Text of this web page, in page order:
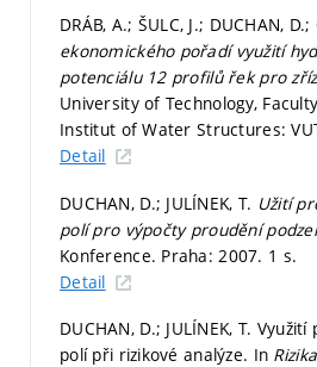
DRÁB, A.; ŠULC, J.; DUCHAN, D.;
ekonomického pořadí využití
potenciálu 12 profilů řek pro
University of Technology,
Institut of Water Structures:
Detail
DUCHAN, D.; JULÍNEK, T. Užití
polí pro výpočty proudění
Konference. Praha: 2007. 1 s.
Detail
DUCHAN, D.; JULÍNEK, T.
polí při rizikové analýze. In